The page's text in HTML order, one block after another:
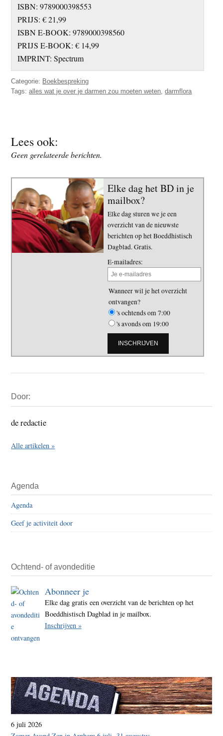
ISBN: 9789000398553
PRIJS: € 21,99
ISBN E-BOOK: 9789000398560
PRIJS E-BOOK: € 14,99
IMPRINT: Spectrum
Categorie: Boekbespreking
Tags:alles wat je over je darmen zou moeten weten,darmflora
Lees ook:
Geen gerelateerde berichten.
Elke dag het BD in je
mailbox?
Elke dag sturen we je een
overzicht van de nieuwste
berichten op het Boeddhistisch
Dagblad. Gratis.
E-mailadres:
Wanneer wil je het overzicht
ontvangen?
's ochtends om 7:00
's avonds om 19:00
Sidebar
Door:
de redactie
Alle artikelen »
Agenda
Agenda
Geef je activiteit door
Ochtend- of avondeditie
Abonneer je
Elke dag gratis een overzicht van de berichten op het
Boeddhistisch Dagblad in je mailbox.
Inschrijven »
6 juli 2026